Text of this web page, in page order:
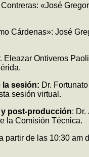
«José
Cárdenas»: José
Eleazar Ontiveros
la sesión: Dr.
sesión virtual.
y post-producción: Dr.
la Comisión Técnica.
partir de las 10:30 am